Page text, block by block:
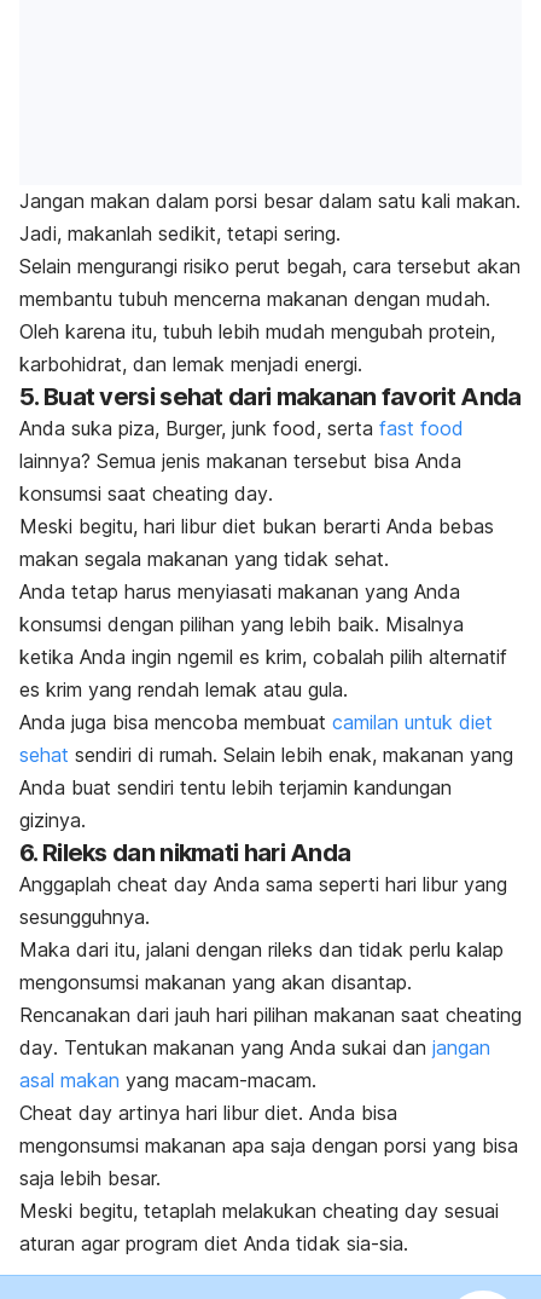
Jangan makan dalam porsi besar dalam satu kali makan.
Jadi, makanlah sedikit, tetapi sering.
Selain mengurangi risiko perut begah, cara tersebut akan
membantu tubuh mencerna makanan dengan mudah.
Oleh karena itu, tubuh lebih mudah mengubah protein,
karbohidrat, dan lemak menjadi energi.
5. Buat versi sehat dari makanan favorit Anda
Anda suka piza, Burger, junk food, serta fast food
lainnya? Semua jenis makanan tersebut bisa Anda
konsumsi saat cheating day.
Meski begitu, hari libur diet bukan berarti Anda bebas
makan segala makanan yang tidak sehat.
Anda tetap harus menyiasati makanan yang Anda
konsumsi dengan pilihan yang lebih baik. Misalnya
ketika Anda ingin ngemil es krim, cobalah pilih alternatif
es krim yang rendah lemak atau gula.
Anda juga bisa mencoba membuat camilan untuk diet
sehat sendiri di rumah. Selain lebih enak, makanan yang
Anda buat sendiri tentu lebih terjamin kandungan
gizinya.
6. Rileks dan nikmati hari Anda
Anggaplah cheat day Anda sama seperti hari libur yang
sesungguhnya.
Maka dari itu, jalani dengan rileks dan tidak perlu kalap
mengonsumsi makanan yang akan disantap.
Rencanakan dari jauh hari pilihan makanan saat cheating
day. Tentukan makanan yang Anda sukai dan jangan
asal makan yang macam-macam.
Cheat day artinya hari libur diet. Anda bisa
mengonsumsi makanan apa saja dengan porsi yang bisa
saja lebih besar.
Meski begitu, tetaplah melakukan cheating day sesuai
aturan agar program diet Anda tidak sia-sia.